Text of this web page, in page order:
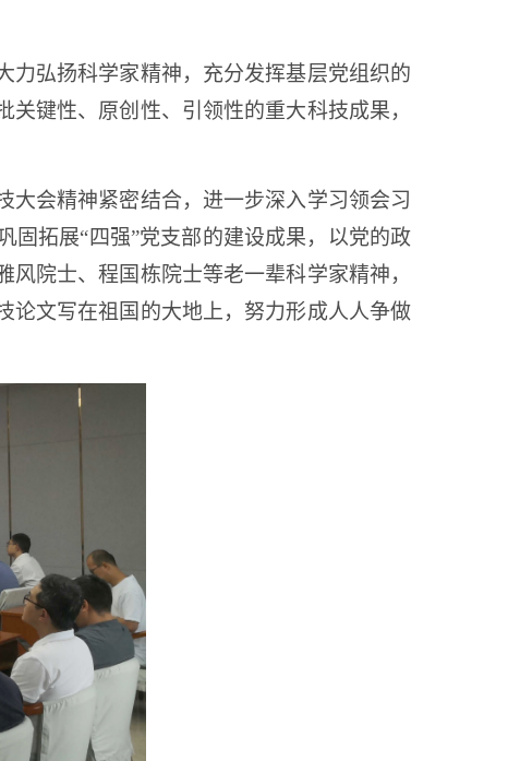
力弘扬科学家精神，充分发挥基层党组织的
键性、原创性、引领性的重大科技成果，
大会精神紧密结合，进一步深入学习领会习
固拓展“四强”党支部的建设成果，以党的政
院士、程国栋院士等老一辈科学家精神，
论文写在祖国的大地上，努力形成人人争做